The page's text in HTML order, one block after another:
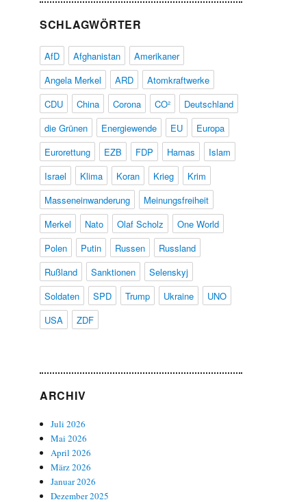
SCHLAGWÖRTER
AfD Afghanistan
Amerikaner
Angela Merkel
ARD
Atomkraftwerke
CDU
China Corona CO²
Deutschland
die Grünen
Energiewende EU
Europa
Eurorettung
EZB FDP Hamas
Islam
Israel
Klima Koran Krieg
Krim
Masseneinwanderung
Meinungsfreiheit
Merkel
Nato Olaf Scholz
One World
Polen
Putin Russen
Russland
Rußland
Sanktionen
Selenskyj
Soldaten
SPD Trump Ukraine
UNO
USA
ZDF
ARCHIV
Juli 2026
Mai 2026
April 2026
März 2026
Januar 2026
Dezember 2025